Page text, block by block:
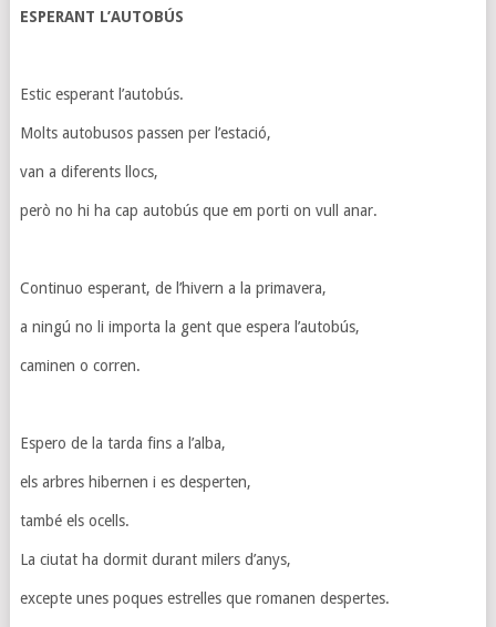
ESPERANT L’AUTOBÚS
Estic esperant l’autobús.
Molts autobusos passen per l’estació,
van a diferents llocs,
però no hi ha cap autobús que em porti on vull anar.
Continuo esperant, de l’hivern a la primavera,
a ningú no li importa la gent que espera l’autobús,
caminen o corren.
Espero de la tarda fins a l’alba,
els arbres hibernen i es desperten,
també els ocells.
La ciutat ha dormit durant milers d’anys,
excepte unes poques estrelles que romanen despertes.